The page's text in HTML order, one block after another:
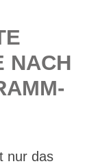
NACH
nur das